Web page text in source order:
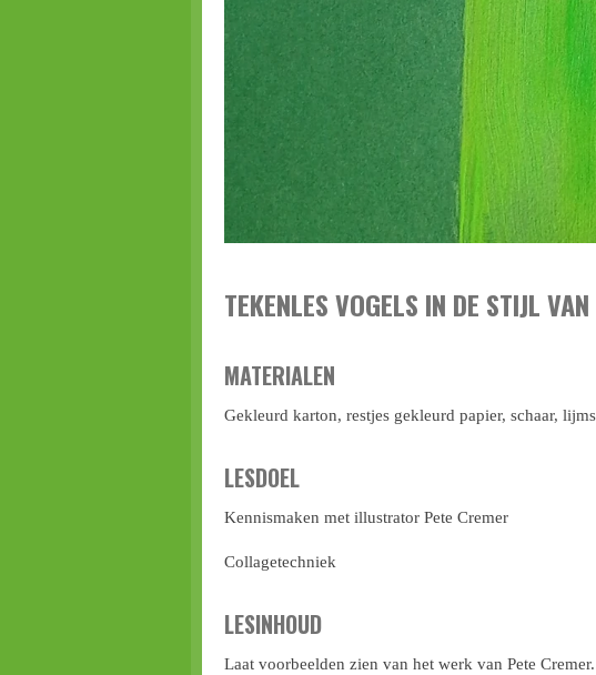
TEKENLES VOGELS IN DE STIJL
MATERIALEN
Gekleurd karton, restjes gekleurd papier, schaar,
LESDOEL
Kennismaken met illustrator Pete Cremer
Collagetechniek
LESINHOUD
Laat voorbeelden zien van het werk van Pete